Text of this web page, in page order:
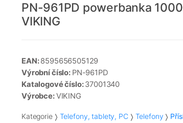
PN-961PD powerbanka
VIKING
EAN:8595656505129
Výrobní číslo: PN-961PD
Katalogové číslo:37001340
Výrobce:VIKING
Kategorie Telefony, tablety, PC Telefony